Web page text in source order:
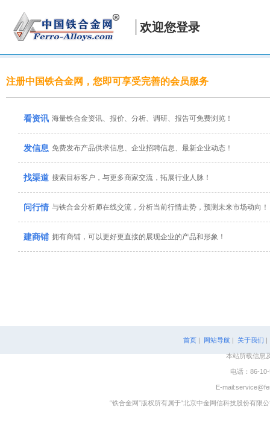
欢迎您登录
注册中国铁合金网，您即可享受完善的会员服务
看资讯 海量铁合金资讯、报价、分析、调研、报告可免费浏览！
发信息 免费发布产品供求信息、企业招聘信息、最新企业动态！
找渠道 搜索目标客户，与更多商家交流，拓展行业人脉！
问行情 与铁合金分析师在线交流，分析当前行情走势，预测未来市场动向！
建商铺 拥有商铺，可以更好更直接的展现企业的产品和形象！
首页 | 网站导航 | 关于我们
本站所载信息
电话：86-
E-
“铁合金网”版权所有属于“北京中金网信科技股份有限